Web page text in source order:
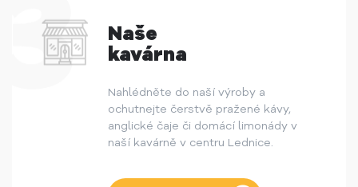
Naše
kavárna
Nahlédněte do naší výroby a
ochutnejte čerstvě pražené kávy,
anglické čaje či domácí limonády v
naší kavárně v centru Lednice.